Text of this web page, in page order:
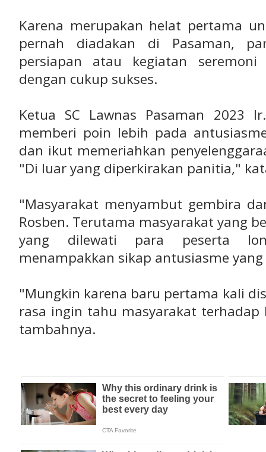
Karena merupakan helat pertama
pernah diadakan di Pasaman,
persiapan atau kegiatan seremoni
dengan cukup sukses.
Ketua SC Lawnas Pasaman 2023
memberi poin lebih pada
dan ikut memeriahkan
"Di luar yang diperkirakan panitia,"
"Masyarakat menyambut gembira
Rosben. Terutama masyarakat yang
yang dilewati para peserta
menampakkan sikap antusiasme
"Mungkin karena baru pertama kali
rasa ingin tahu masyarakat
tambahnya.